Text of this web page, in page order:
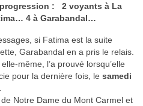
: 2 voyants à La
4 à Garabandal…
si Fatima est la suite
Garabandal en a pris le relais.
même, l’a prouvé lorsqu’elle
pour la dernière fois, le samedi
de Notre Dame du Mont Carmel et